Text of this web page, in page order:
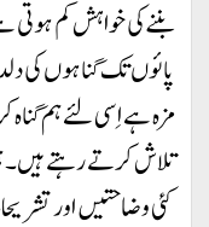
بننے کی خواہش کم
پائوں تک گناہوں کی
مزہ ہے اِسی لئے ہم
تلاش کرتے رہتے ہیں۔
کئی وضاحتیں اور